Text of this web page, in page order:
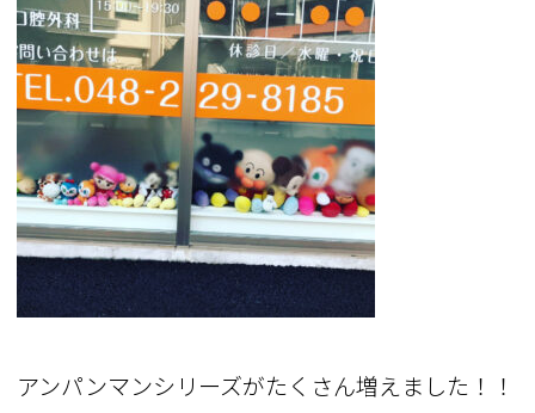
アンパンマンシリーズがたくさん増えました！！